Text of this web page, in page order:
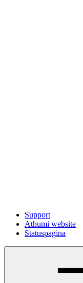
Support
Athumi website
Statuspagina